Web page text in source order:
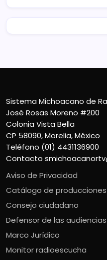
Sistema Michoacano de
José Rosas Moreno #200
Colonia Vista Bella
CP 58090, Morelia, México
Teléfono (01) 4431136900
Contacto
Aviso de Privacidad
Catálogo de producciones
Consejo ciudadano
Defensor de las audiencias
Marco Jurídico
Monitor radioescucha